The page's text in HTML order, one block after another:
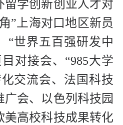
留学创新创业人才对
”上海对口地区新员
“世界五百强研发中
对接会、“985大学
交流会、法国科技
会、以色列科技园
美高校科技成果转化